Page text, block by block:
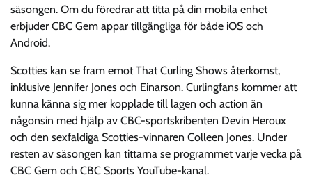
säsongen. Om du föredrar att titta på din mobila enhet
erbjuder CBC Gem appar tillgängliga för både iOS och
Android.
Scotties kan se fram emot That Curling Shows återkomst,
inklusive Jennifer Jones och Einarson. Curlingfans kommer att
kunna känna sig mer kopplade till lagen och action än
någonsin med hjälp av CBC-sportskribenten Devin Heroux
och den sexfaldiga Scotties-vinnaren Colleen Jones. Under
resten av säsongen kan tittarna se programmet varje vecka på
CBC Gem och CBC Sports YouTube-kanal.